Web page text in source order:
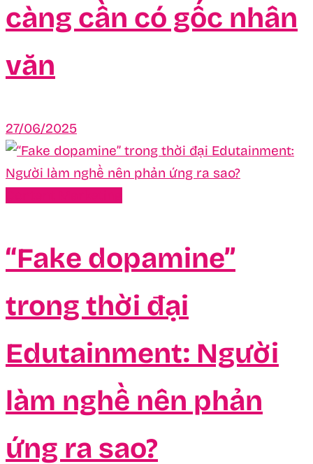
càng cần có gốc nhân
văn
27/06/2025
“Fake dopamine”
trong thời đại
Edutainment: Người
làm nghề nên phản
ứng ra sao?